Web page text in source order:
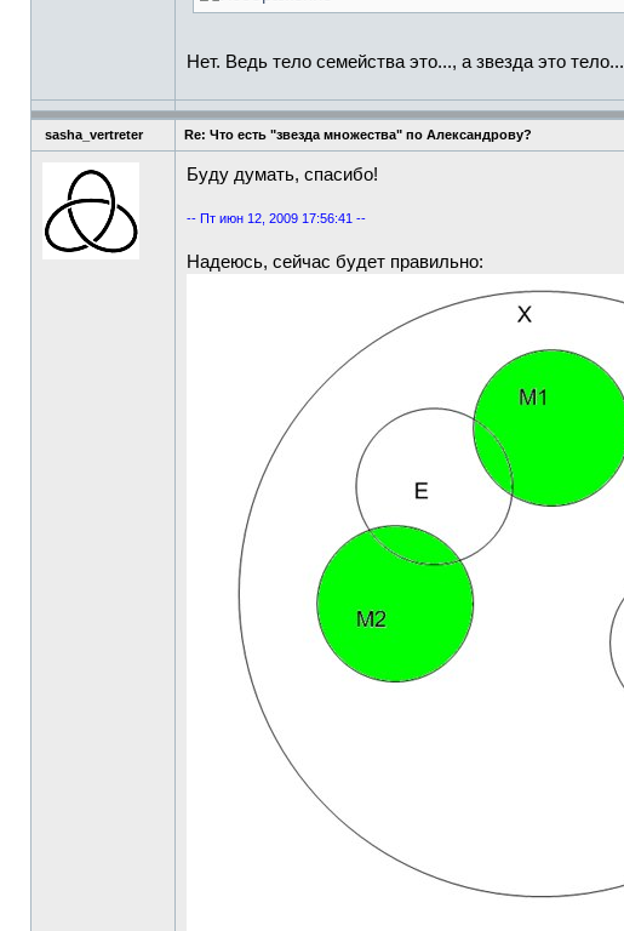
Нет. Ведь тело семейства это..., а звезда это тело...
sasha_vertreter Re: Что есть "звезда множества" по Александрову?
Буду думать, спасибо!
-- Пт июн 12, 2009 17:56:41 --
Надеюсь, сейчас будет правильно: